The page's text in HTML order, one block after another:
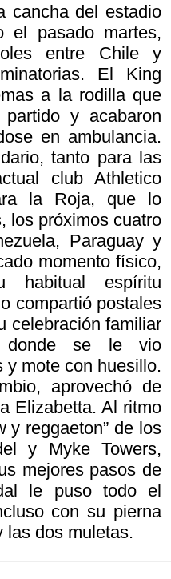
cancha del estadio
el pasado martes,
entre Chile y
El King
a la rodilla que
y acabaron
en ambulancia.
tanto para las
club Athletico
la Roja, que lo
los próximos cuatro
Paraguay y
momento físico,
espíritu
compartió postales
celebración familiar
donde se le vio
y mote con huesillo.
aprovechó de
Elizabetta. Al ritmo
y reggaeton” de los
y Myke Towers,
mejores pasos de
le puso todo el
con su pierna
las dos muletas.